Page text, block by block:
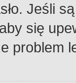
Jeśli
się
problem